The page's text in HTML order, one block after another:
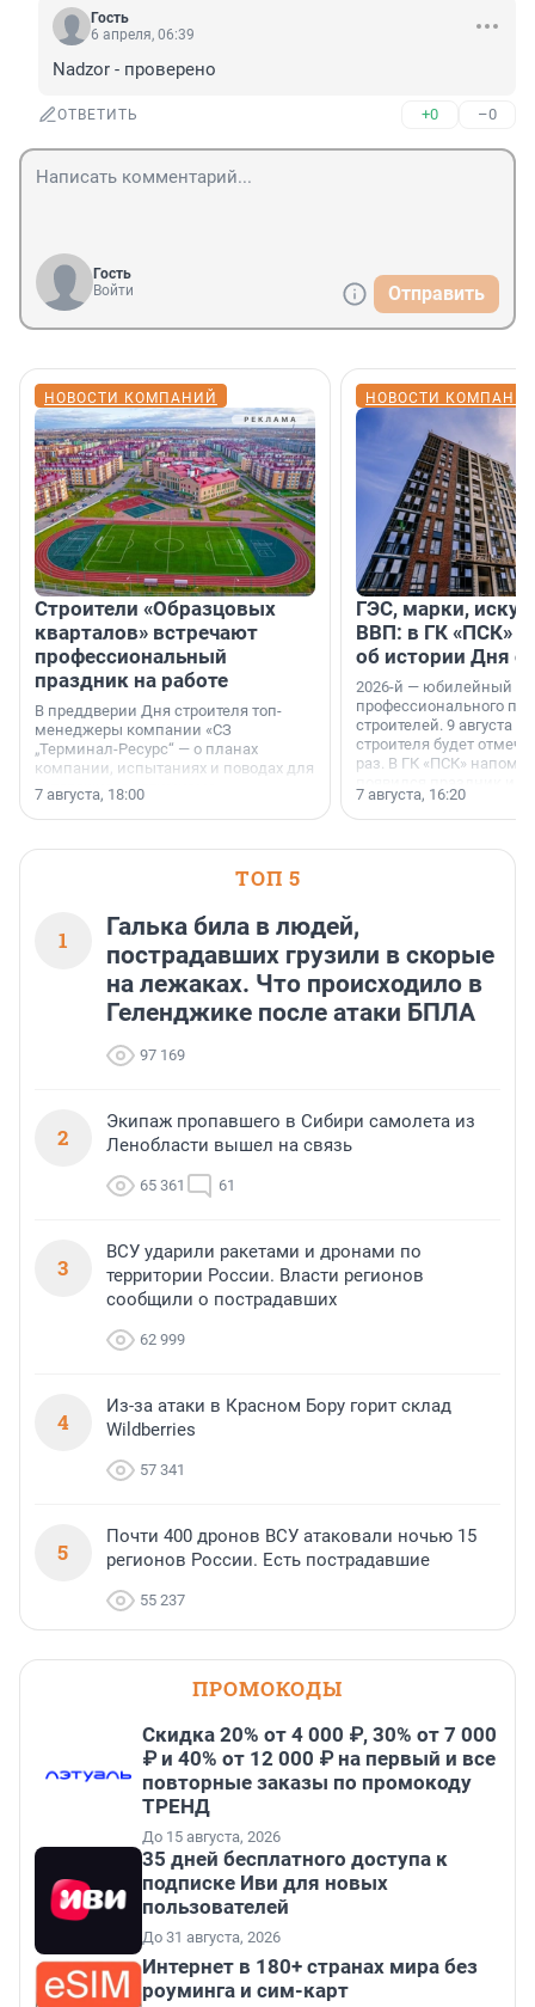
Гость
6 апреля, 06:39
Nadzor - проверено
ОТВЕТИТЬ +0 –0
Гость
Войти
Отправить
НОВОСТИ КОМПАНИЙ
Строители «Образцовых
кварталов» встречают
профессиональный
праздник на работе
В преддверии Дня строителя топ-
менеджеры компании «СЗ
„Терминал-Ресурс“ — о планах
компании, испытаниях и поводах для
осторожного оптимизма.
7 августа, 18:00
НОВОСТИ
ГЭС, марки,
ВВП: в ГК «ПСК»
об истории Дня
2026-й — юбилейный
профессионального
строителей. 9 августа
строителя будет
раз. В ГК «ПСК»
поменялась роль
7 августа, 16:20
ТОП 5
1
Галька била в людей,
пострадавших грузили в скорые
на лежаках. Что происходило в
Геленджике после атаки БПЛА
97 169
2
Экипаж пропавшего в Сибири самолета из
Ленобласти вышел на связь
65 361 61
3
ВСУ ударили ракетами и дронами по
территории России. Власти регионов
сообщили о пострадавших
62 999
4
Из-за атаки в Красном Бору горит склад
Wildberries
57 341
5
Почти 400 дронов ВСУ атаковали ночью 15
регионов России. Есть пострадавшие
55 237
ПРОМОКОДЫ
Скидка 20% от 4 000 ₽, 30% от 7 000
₽ и 40% от 12 000 ₽ на первый и все
повторные заказы по промокоду
ТРЕНД
До 15 августа, 2026
35 дней бесплатного доступа к
подписке Иви для новых
пользователей
До 31 августа, 2026
Интернет в 180+ странах мира без
роуминга и сим-карт